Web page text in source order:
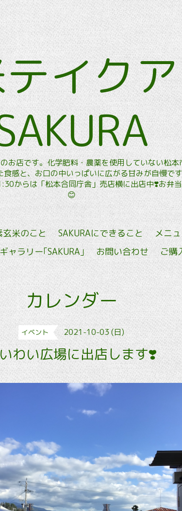
テイク
お店です。化学肥料・農薬を使用していない松
感と、お口の中いっぱいに広がる甘みが自慢で
からは「松本合同庁舎」売店横に出店中❣️お弁
😊
玄米のこと SAKURAにできること メニ
ギャラリー｢SAKURA｣ お問い合わせ ご購
カレンダー
イベント 2021-10-03 (日)
わい広場に出店します❣️